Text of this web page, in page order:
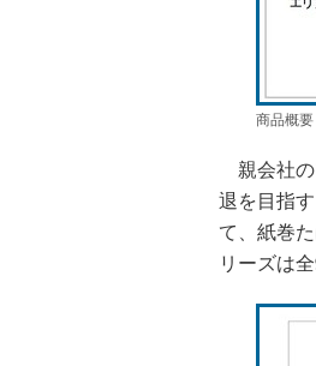
商品概要
親会社の
退を目指
て、紙巻
リーズは